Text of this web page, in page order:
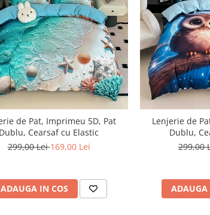
de Pat, Imprimeu 5D, Pat
Dublu, Cearsaf cu Elastic
299,00 Lei169,00 Lei
ADAUGA IN COS
Lenjerie de
Dublu,
299,00
ADAUGA